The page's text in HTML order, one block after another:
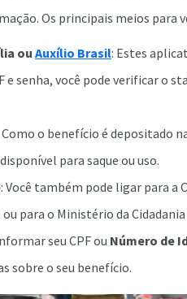
Os principais meios para
ou Auxílio Brasil: Estes
e senha, você pode verificar o
Como o benefício é depositado
para saque ou uso.
: Você também pode ligar para a
ou para o Ministério da
seu CPF ou Número de
sobre o seu benefício.